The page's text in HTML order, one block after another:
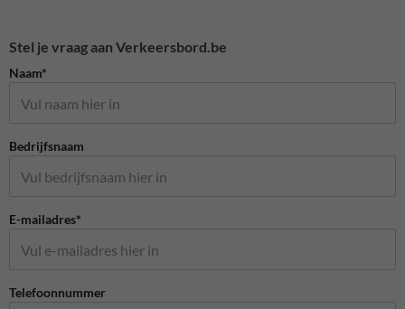
Stel je vraag aan Verkeersbord.be
Naam*
Bedrijfsnaam
E-mailadres*
Telefoonnummer